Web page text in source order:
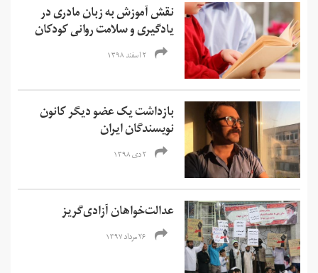
نقش آموزش به زبان مادری در
یادگیری و سلامت روانی کودکان
۲ اسفند ۱۳۹۸
بازداشت یک عضو دیگر کانون
نویسندگان ایران
۲ دی ۱۳۹۸
عدالت‌خواهان آزادی‌گریز
۲۶ مرداد ۱۳۹۷